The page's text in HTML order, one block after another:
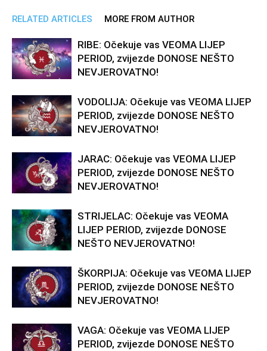
RELATED ARTICLES MORE FROM AUTHOR
RIBE: Očekuje vas VEOMA LIJEP
PERIOD, zvijezde DONOSE NEŠTO
NEVJEROVATNO!
VODOLIJA: Očekuje vas VEOMA LIJEP
PERIOD, zvijezde DONOSE NEŠTO
NEVJEROVATNO!
JARAC: Očekuje vas VEOMA LIJEP
PERIOD, zvijezde DONOSE NEŠTO
NEVJEROVATNO!
STRIJELAC: Očekuje vas VEOMA
LIJEP PERIOD, zvijezde DONOSE
NEŠTO NEVJEROVATNO!
ŠKORPIJA: Očekuje vas VEOMA LIJEP
PERIOD, zvijezde DONOSE NEŠTO
NEVJEROVATNO!
VAGA: Očekuje vas VEOMA LIJEP
PERIOD, zvijezde DONOSE NEŠTO